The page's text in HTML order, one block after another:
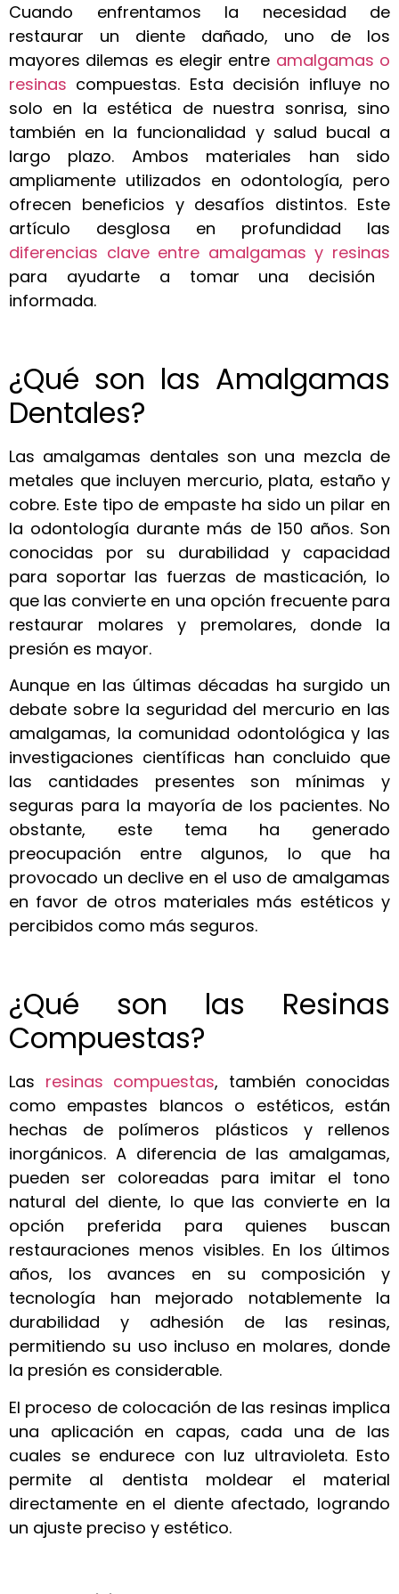
Cuando enfrentamos la necesidad de
restaurar un diente dañado, uno de los
mayores dilemas es elegir entre amalgamas o
resinas compuestas. Esta decisión influye no
solo en la estética de nuestra sonrisa, sino
también en la funcionalidad y salud bucal a
largo plazo. Ambos materiales han sido
ampliamente utilizados en odontología, pero
ofrecen beneficios y desafíos distintos. Este
artículo desglosa en profundidad las
diferencias clave entre amalgamas y resinas
para ayudarte a tomar una decisión
informada.
¿Qué son las Amalgamas
Dentales?
Las amalgamas dentales son una mezcla de
metales que incluyen mercurio, plata, estaño y
cobre. Este tipo de empaste ha sido un pilar en
la odontología durante más de 150 años. Son
conocidas por su durabilidad y capacidad
para soportar las fuerzas de masticación, lo
que las convierte en una opción frecuente para
restaurar molares y premolares, donde la
presión es mayor.
Aunque en las últimas décadas ha surgido un
debate sobre la seguridad del mercurio en las
amalgamas, la comunidad odontológica y las
investigaciones científicas han concluido que
las cantidades presentes son mínimas y
seguras para la mayoría de los pacientes. No
obstante, este tema ha generado
preocupación entre algunos, lo que ha
provocado un declive en el uso de amalgamas
en favor de otros materiales más estéticos y
percibidos como más seguros.
¿Qué son las Resinas
Compuestas?
Las resinas compuestas, también conocidas
como empastes blancos o estéticos, están
hechas de polímeros plásticos y rellenos
inorgánicos. A diferencia de las amalgamas,
pueden ser coloreadas para imitar el tono
natural del diente, lo que las convierte en la
opción preferida para quienes buscan
restauraciones menos visibles. En los últimos
años, los avances en su composición y
tecnología han mejorado notablemente la
durabilidad y adhesión de las resinas,
permitiendo su uso incluso en molares, donde
la presión es considerable.
El proceso de colocación de las resinas implica
una aplicación en capas, cada una de las
cuales se endurece con luz ultravioleta. Esto
permite al dentista moldear el material
directamente en el diente afectado, logrando
un ajuste preciso y estético.